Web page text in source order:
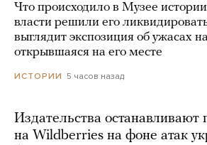
Что происходило в Музее
власти решили его
выглядит экспозиция об ужасах
открывшаяся на его месте
ИСТОРИИ 5 часов назад
Издательства останавливают
на Wildberries на фоне атак